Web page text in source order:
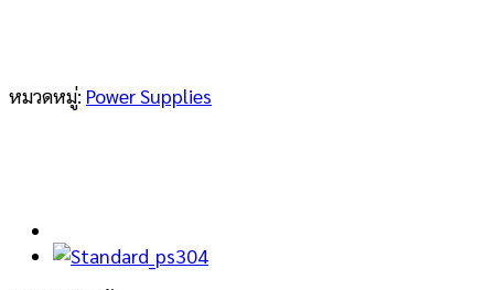
รุ่น
PS30SWII
หมวดหมู่: Power Supplies